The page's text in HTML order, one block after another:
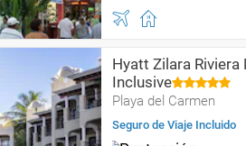
Hyatt Zilara Riviera
Inclusive
Playa del Carmen
Seguro de Viaje Incluido